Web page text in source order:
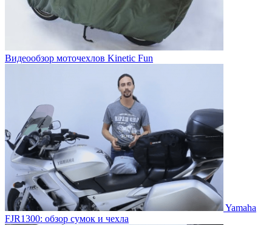
Видеообзор моточехлов Kinetic Fun
Yamaha
FJR1300: обзор сумок и чехла